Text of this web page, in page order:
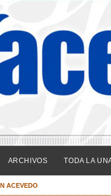
ARCHIVOS TODA LA
ACEVEDO